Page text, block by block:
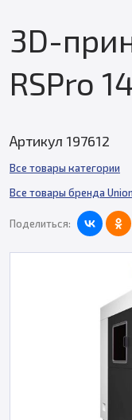
3D-
RSPro
Артикул 197612
Все товары категории
Все товары бренда
Поделиться: